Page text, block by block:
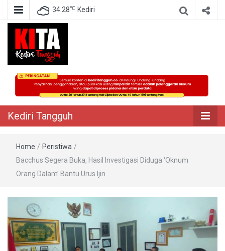
34.28℃ Kediri
Kediri Tangguh
Berita Akurat Terpercaya
Kediri Tangguh
Home / Peristiwa /
Bacchus Segera Buka, Hasil Investigasi Diduga ‘Oknum
Orang Dalam’ Bantu Urus Ijin